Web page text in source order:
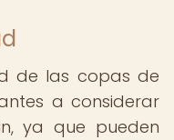
de las copas de
a considerar
ya que pueden